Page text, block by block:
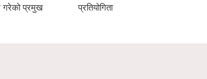
गरेको प्रमुख
प्रतियोगिता